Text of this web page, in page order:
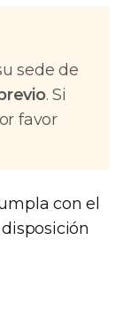
sede de
. Si
favor
con el